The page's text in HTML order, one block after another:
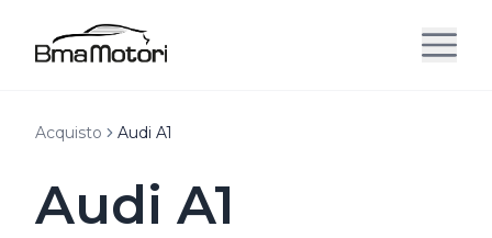
Acquisto Audi A1
Audi A1